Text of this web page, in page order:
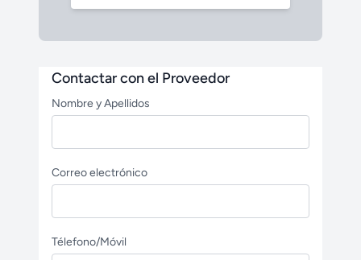
Contactar con el Proveedor
Nombre y Apellidos
Correo electrónico
Télefono/Móvil